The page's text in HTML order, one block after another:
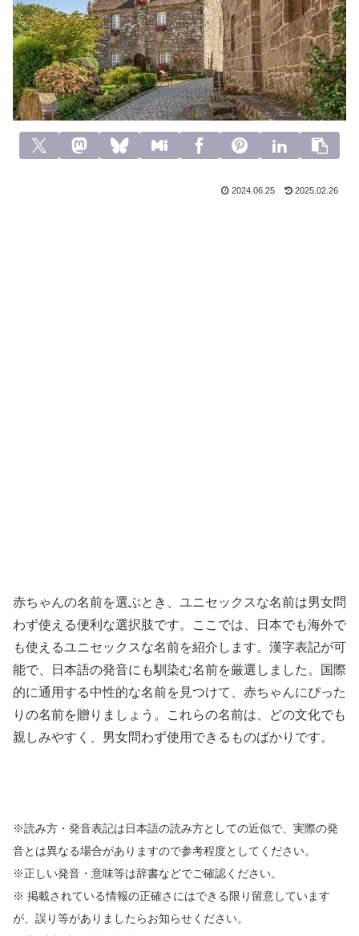
2024.06.25 2025.02.26
赤ちゃんの名前を選ぶとき、ユニセックスな名前は男女問
わず使える便利な選択肢です。ここでは、日本でも海外で
も使えるユニセックスな名前を紹介します。漢字表記が可
能で、日本語の発音にも馴染む名前を厳選しました。国際
的に通用する中性的な名前を見つけて、赤ちゃんにぴった
りの名前を贈りましょう。これらの名前は、どの文化でも
親しみやすく、男女問わず使用できるものばかりです。
※読み方・発音表記は日本語の読み方としての近似で、実際の発
音とは異なる場合がありますので参考程度としてください。
※正しい発音・意味等は辞書などでご確認ください。
※ 掲載されている情報の正確さにはできる限り留意しています
が、誤り等がありましたらお知らせください。